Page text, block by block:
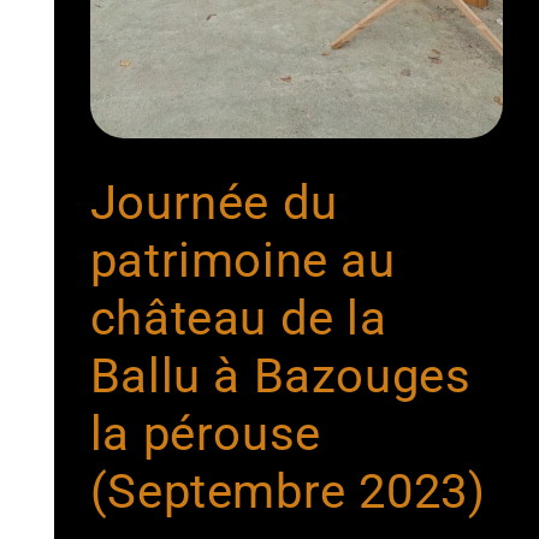
Journée du
patrimoine au
château de la
Ballu à Bazouges
la pérouse
(Septembre 2023)